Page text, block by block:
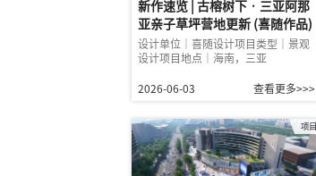
新作速览 | 古榕树下 · 三亚阿那
亚亲子草坪营地更新 (喜随作品)
设计单位｜喜随设计项目类型｜景观
设计项目地点｜海南，三亚
2026-06-03 查看更多>>>
项目